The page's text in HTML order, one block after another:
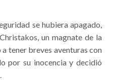
se hubiera apagado,
un magnate de la
tener breves aventuras con
por su inocencia y decidió